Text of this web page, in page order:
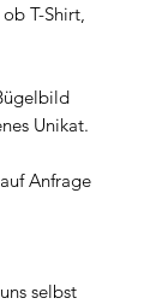
T-Shirt,
Unikat.
Anfrage
selbst